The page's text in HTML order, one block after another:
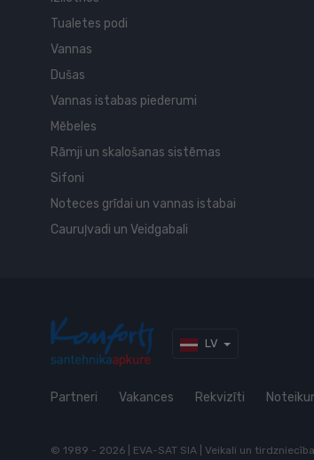
Tualetes podi
Vannas
Dušas
Vannas istabas piederumi
Mēbeles
Rāmji un skalošanas sistēmas
Sifoni
Noteces grīdai un vannas istabai
Cauruļvadi un Veidgabali
LV
Partneri Vakances Rekvizīti
© 1989 - 2026 | EVA-SAT SIA | Veikali un